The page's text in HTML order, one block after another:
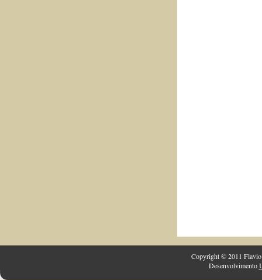
Copyright © 2011 Flavio
Desenvolvimento